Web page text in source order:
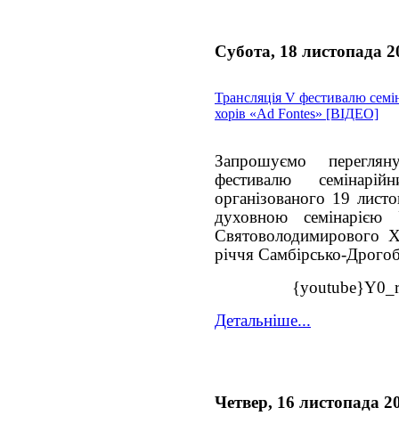
Субота, 18 листопада
Трансляція V фестивалю
хорів «Ad Fontes» [ВІДЕО]
Запрошуємо
фестивалю
організованого 19
духовною
Святоволодимирового
річчя Самбірсько-
Детальніше...
Четвер, 16 листопада